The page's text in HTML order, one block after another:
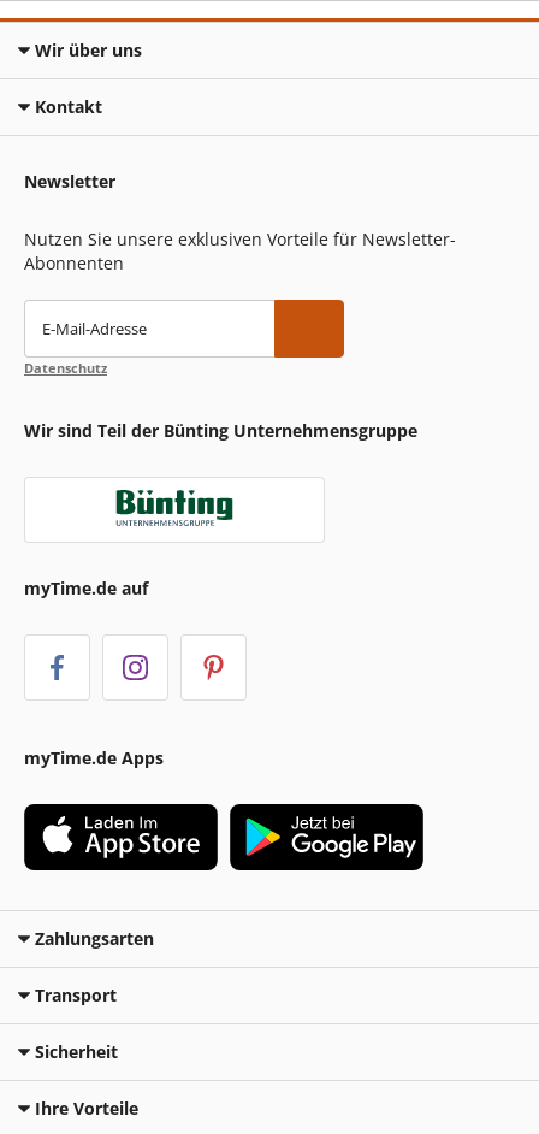
Wir über uns
Kontakt
Newsletter
Nutzen Sie unsere exklusiven Vorteile für Newsletter-
Abonnenten
E-Mail-Adresse
Datenschutz
Wir sind Teil der Bünting Unternehmensgruppe
myTime.de auf
myTime.de Apps
Zahlungsarten
Transport
Sicherheit
Ihre Vorteile